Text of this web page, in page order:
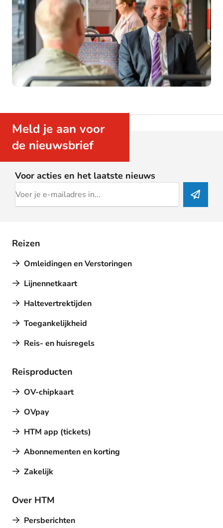
Meld je aan voor
de nieuwsbrief
Voor acties en het laatste nieuws
Reizen
Omleidingen en Verstoringen
Lijnennetkaart
Haltevertrektijden
Toegankelijkheid
Reis- en huisregels
Reisproducten
OV-chipkaart
OVpay
HTM app (tickets)
Abonnementen en korting
Zakelijk
Over HTM
Persberichten